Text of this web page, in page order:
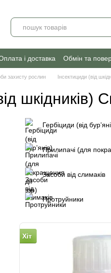
і доставка Обмін та
захисту рослин Інсектициди (від
шкідників)
Гербіциди (від
Прилипачі (для
Засоби від слимаків
Протруйники
Хіт